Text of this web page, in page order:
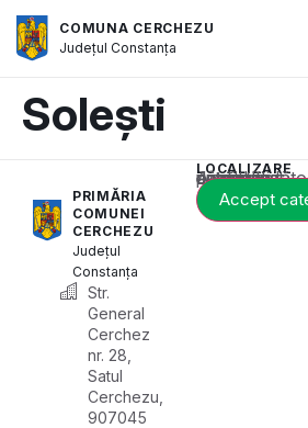
COMUNA CERCHEZU
JudețulConstanța
Solești
PRIMĂRIA
COMUNEI
CERCHEZU
Județul
Constanța
Str.
General
Cerchez
nr. 28,
Satul
Cerchezu,
907045
LOCALIZARE
Acest conținut este blocat până când acceptați categoria corespunzătoare de cookie-uri.
Accept